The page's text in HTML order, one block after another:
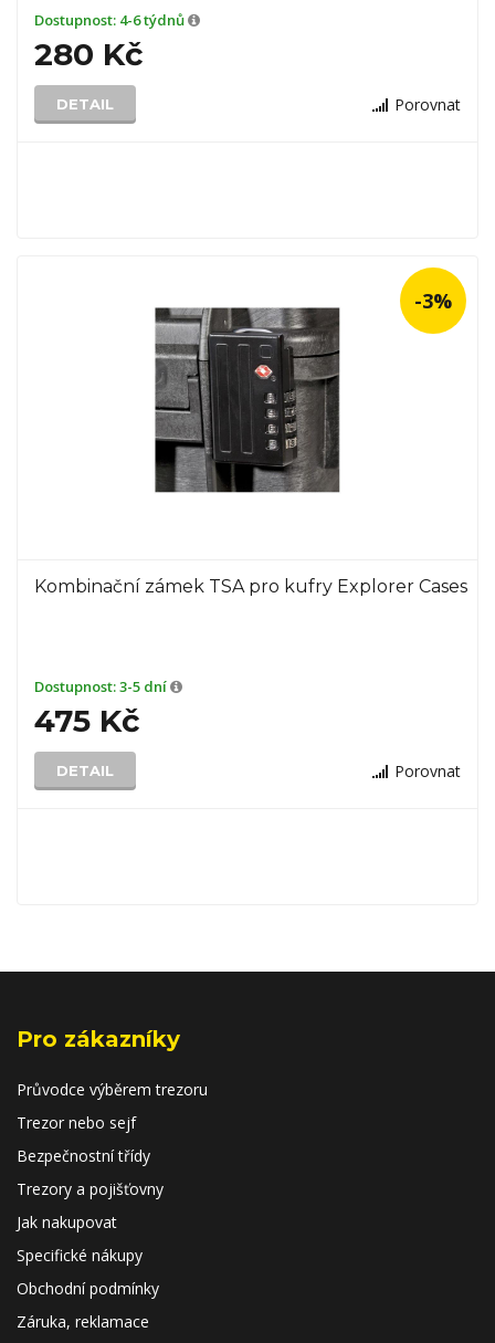
Dostupnost: 4-6 týdnů
280 Kč
DETAIL Porovnat
Kombinační zámek TSA pro kufry Explorer Cases
Dostupnost:3-5 dní
475 Kč
DETAIL Porovnat
-3%
Pro zákazníky
Průvodce výběrem trezoru
Trezor nebo sejf
Bezpečnostní třídy
Trezory a pojišťovny
Jak nakupovat
Specifické nákupy
Obchodní podmínky
Záruka, reklamace